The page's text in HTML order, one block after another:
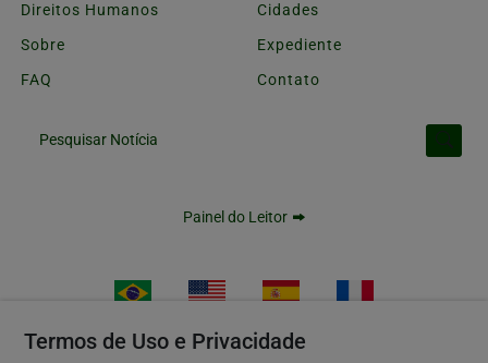
Direitos Humanos
Cidades
Sobre
Expediente
FAQ
Contato
Pesquisar Notícia
Painel do Leitor
Termos de Uso e Privacidade